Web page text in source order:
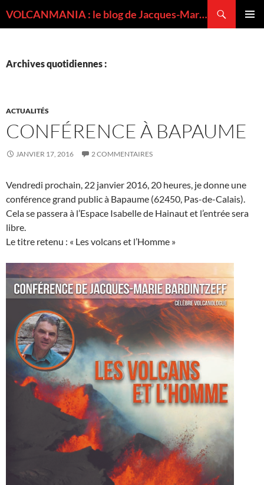
VOLCANMANIA : le blog de Jacques-Marie BARDINTZEFF, volcanologue
Archives quotidiennes :
ACTUALITÉS
CONFÉRENCE À BAPAUME
JANVIER 17, 2016 2 COMMENTAIRES
Vendredi prochain, 22 janvier 2016, 20 heures, je donne une
conférence grand public à Bapaume (62450, Pas-de-Calais).
Cela se passera à l’Espace Isabelle de Hainaut et l’entrée sera
libre.
Le titre retenu : « Les volcans et l’Homme »